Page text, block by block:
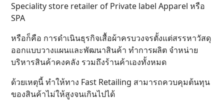
Speciality store retailer of Private label Apparel หรือ
SPA
หรือก็คือ การดำเนินธุรกิจเสื้อผ้าครบวงจรตั้งแต่สรรหาวัสดุ
ออกแบบวางแผนและพัฒนาสินค้า ทำการผลิต จำหน่าย
บริหารสินค้าคงคลัง รวมถึงร้านค้าเองทั้งหมด
ด้วยเหตุนี้ ทำให้ทาง Fast Retailing สามารถควบคุมต้นทุน
ของสินค้าไม่ให้สูงจนเกินไปได้